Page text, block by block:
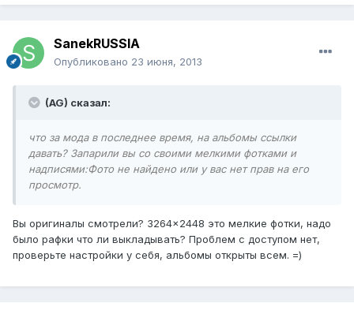
SanekRUSSIA
Опубликовано 23 июня, 2013
(AG) сказал:
что за мода в последнее время, на альбомы ссылки
давать? Запарили вы со своими мелкими фотками и
надписями:Фото не найдено или у вас нет прав на его
просмотр.
Вы оригиналы смотрели? 3264×2448 это мелкие фотки, надо
было рафки что ли выкладывать? Проблем с доступом нет,
проверьте настройки у себя, альбомы открыты всем. =)